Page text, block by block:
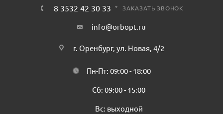
8 3532 42 30 33 ЗАКАЗАТЬ ЗВОНОК
info@orbopt.ru
г. Оренбург, ул. Новая, 4/2
Пн-Пт: 09:00 - 18:00
Сб: 09:00 - 15:00
Вс: выходной